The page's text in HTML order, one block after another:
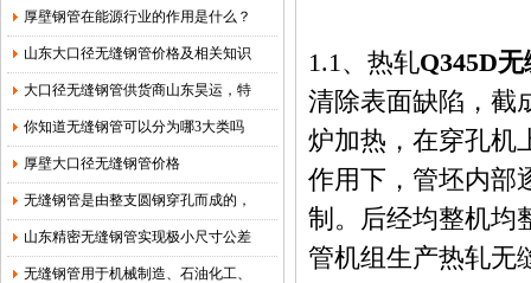
厚壁钢管在能源行业的作用是什么？
山东大口径无缝钢管价格及相关知识
大口径无缝钢管供货商山东昊运，特
你知道无缝钢管可以分为哪3大类吗
厚壁大口径无缝钢管价格
无缝钢管是由整支圆钢穿孔而成的，
山东精密无缝钢管实现极小尺寸公差
无缝钢管用于机械制造、石油化工、
1.1、热轧Q345D
清除表面缺陷，截
炉加热，在穿孔机
作用下，管坯内部
制。后经均整机均
管机组生产热轧无